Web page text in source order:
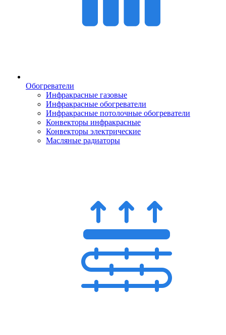
Обогреватели
Инфракрасные газовые
Инфракрасные обогреватели
Инфракрасные потолочные обогреватели
Конвекторы инфракрасные
Конвекторы электрические
Масляные радиаторы